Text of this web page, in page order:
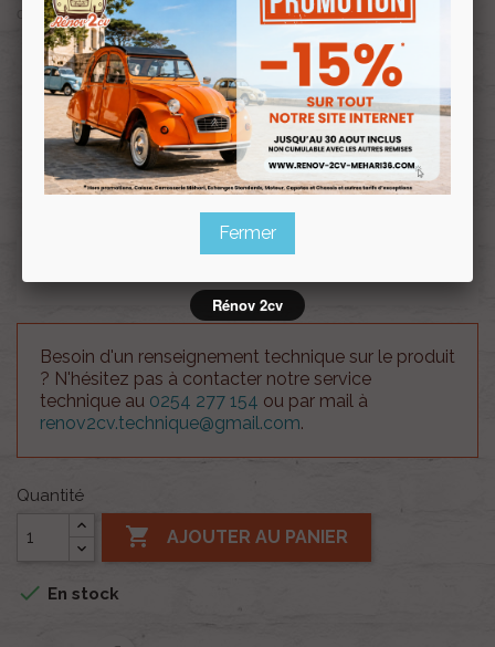
OU PAYER EN
Profitez de prix remisés
avec la Carte clubRenov 2cv
Souscrire
au clubRenov 2cv
Besoin d'un renseignement technique sur le produit
? N'hésitez pas à contacter notre service
technique au 0254 277 154 ou par mail à
renov2cv.technique@gmail.com.
Quantité
 AJOUTER AU PANIER
 En stock
Fermer
Rénov 2cv